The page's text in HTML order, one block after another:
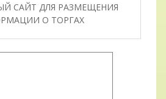
САЙТ ДЛЯ РАЗМЕЩЕНИЯ
О ТОРГАХ